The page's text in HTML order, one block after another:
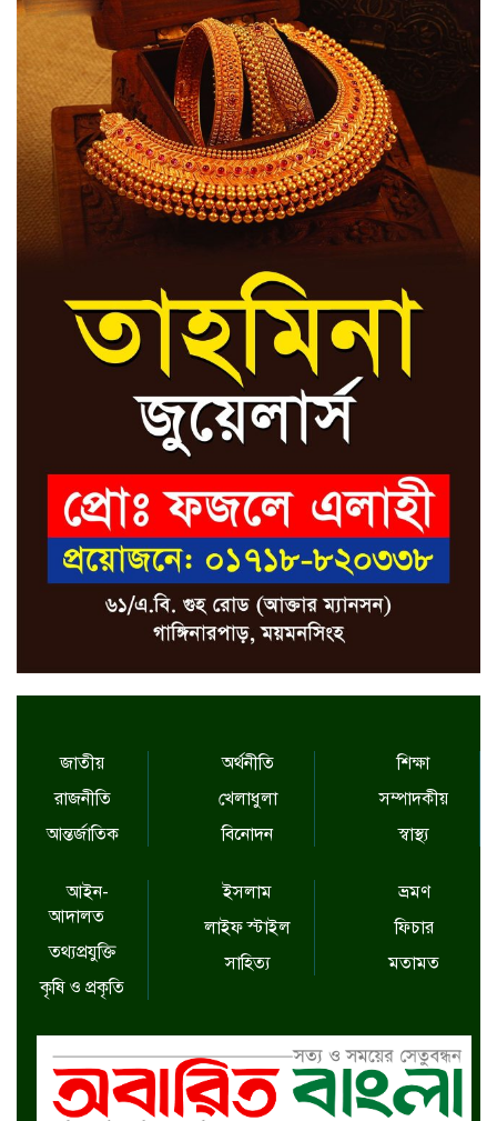
জাতীয়
রাজনীতি
আন্তর্জাতিক
অর্থনীতি
খেলাধুলা
বিনোদন
শিক্ষা
সম্পাদকীয়
স্বাস্থ্য
আইন-
আদালত
তথ্যপ্রযুক্তি
কৃষি ও প্রকৃতি
ইসলাম
লাইফ স্টাইল
সাহিত্য
ভ্রমণ
ফিচার
মতামত